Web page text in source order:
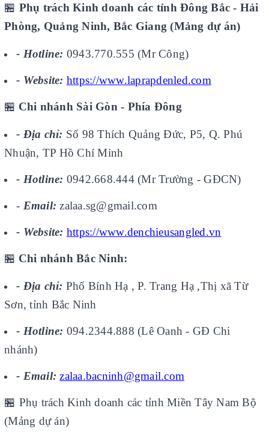
🏪 Phụ trách Kinh doanh các tỉnh Đông Bắc - Hải
Phòng, Quảng Ninh, Bắc Giang (Mảng dự án)
- Hotline: 0943.770.555 (Mr Công)
- Website: https://www.laprapdenled.com
🏪 Chi nhánh Sài Gòn - Phía Đông
- Địa chỉ: Số 98 Thích Quảng Đức, P5, Q. Phú
Nhuận, TP Hồ Chí Minh
- Hotline: 0942.668.444 (Mr Trường - GĐCN)
- Email: zalaa.sg@gmail.com
- Website: https://www.denchieusangled.vn
🏪 Chi nhánh Bắc Ninh:
- Địa chỉ: Phố Bính Hạ , P. Trang Hạ ,Thị xã Từ
Sơn, tỉnh Bắc Ninh
- Hotline: 094.2344.888 (Lê Oanh - GĐ Chi
nhánh)
- Email: zalaa.bacninh@gmail.com
🏪 Phụ trách Kinh doanh các tỉnh Miền Tây Nam Bộ
(Mảng dự án)